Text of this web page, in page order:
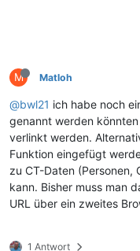
M Matloh
@bwl21 ich habe noch
genannt werden
verlinkt werden.
Funktion eingefügt
zu CT-Daten (Personen,
kann. Bisher muss man
URL über ein zweites
1 Antwort